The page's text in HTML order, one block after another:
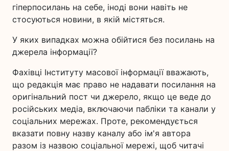
гіперпосилань на себе, іноді вони навіть не
стосуються новини, в якій містяться.
У яких випадках можна обійтися без посилань на
джерела інформації?
Фахівці Інституту масової інформації вважають,
що редакція має право не надавати посилання на
оригінальний пост чи джерело, якщо це веде до
російських медіа, включаючи пабліки та канали у
соціальних мережах. Проте, рекомендується
вказати повну назву каналу або ім'я автора
разом із назвою соціальної мережі, щоб читачі